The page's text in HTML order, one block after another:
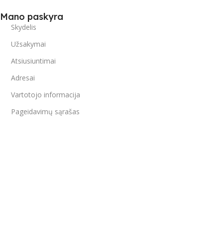
Mano paskyra
Skydelis
Užsakymai
Atsiusiuntimai
Adresai
Vartotojo informacija
Pageidavimų sąrašas